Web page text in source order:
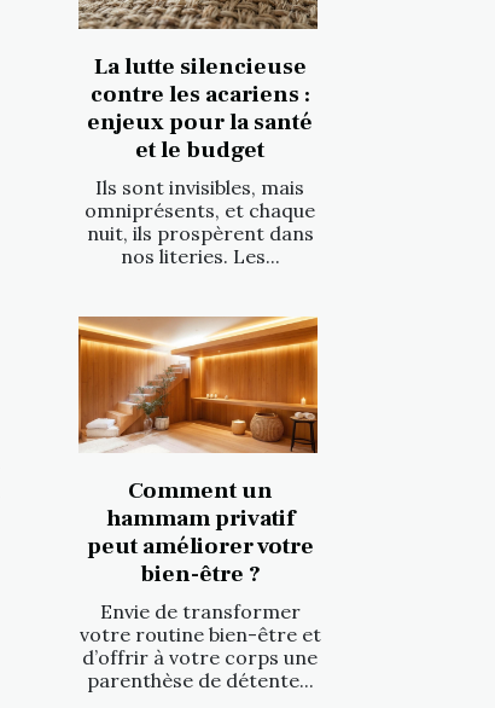
La lutte silencieuse
contre les acariens :
enjeux pour la santé
et le budget
Ils sont invisibles, mais
omniprésents, et chaque
nuit, ils prospèrent dans
nos literies. Les...
Comment un
hammam privatif
peut améliorer votre
bien-être ?
Envie de transformer
votre routine bien-être et
d’offrir à votre corps une
parenthèse de détente...